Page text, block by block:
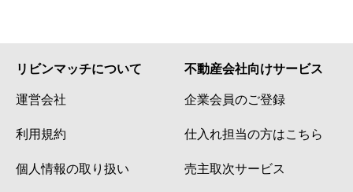
リビンマッチについて
運営会社
利用規約
個人情報の取り扱い
不動産会社向けサービス
企業会員のご登録
仕入れ担当の方はこちら
売主取次サービス